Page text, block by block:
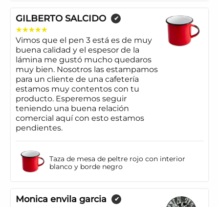
GILBERTO SALCIDO ✔
Vimos que el pen 3 está es de muy
buena calidad y el espesor de la
lámina me gustó mucho quedaros
muy bien. Nosotros las estampamos
para un cliente de una cafetería
estamos muy contentos con tu
producto. Esperemos seguir
teniendo una buena relación
comercial aquí con esto estamos
pendientes.
Taza de mesa de peltre rojo con interior
blanco y borde negro
Monica envila garcia ✔